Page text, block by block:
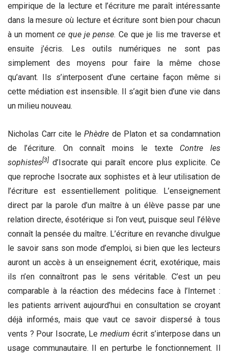
empirique de la lecture et l’écriture me paraît intéressante
dans la mesure où lecture et écriture sont bien pour chacun
à un momentce que je pense. Ce que je lis me traverse et
ensuite j’écris. Les outils numériques ne sont pas
simplement des moyens pour faire la même chose
qu’avant. Ils s’interposent d’une certaine façon même si
cette médiation est insensible. Il s’agit bien d’une vie dans
un milieu nouveau.
Nicholas Carr cite lePhèdre de Platon et sa condamnation
de l’écriture. On connaît moins le texte Contre les
sophistes[3] d’Isocrate qui paraît encore plus explicite. Ce
que reproche Isocrate aux sophistes et à leur utilisation de
l’écriture est essentiellement politique. L’enseignement
direct par la parole d’un maître à un élève passe par une
relation directe, ésotérique si l’on veut, puisque seul l’élève
connaît la pensée du maître. L’écriture en revanche divulgue
le savoir sans son mode d’emploi, si bien que les lecteurs
auront un accès à un enseignement écrit, exotérique, mais
ils n’en connaîtront pas le sens véritable. C’est un peu
comparable à la réaction des médecins face à l’Internet :
les patients arrivent aujourd’hui en consultation se croyant
déjà informés, mais que vaut ce savoir dispersé à tous
vents ? Pour Isocrate, Le medium écrit s’interpose dans un
usage communautaire. Il en perturbe le fonctionnement. Il